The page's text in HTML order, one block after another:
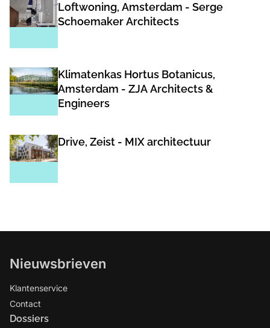
Loftwoning, Amsterdam - Serge
Schoemaker Architects
Klimatenkas Hortus Botanicus,
Amsterdam - ZJA Architects &
Engineers
Drive, Zeist - MIX architectuur
Nieuwsbrieven
Klantenservice
Contact
Dossiers